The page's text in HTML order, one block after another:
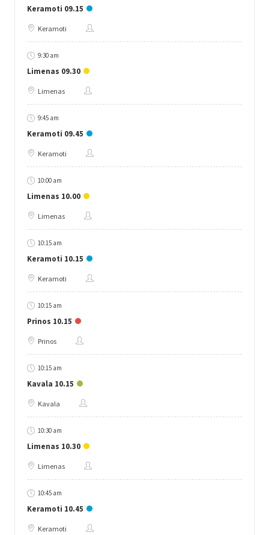
Keramoti 09.15
Keramoti
9:30 am
Limenas 09.30
Limenas
9:45 am
Keramoti 09.45
Keramoti
10:00 am
Limenas 10.00
Limenas
10:15 am
Keramoti 10.15
Keramoti
10:15 am
Prinos 10.15
Prinos
10:15 am
Kavala 10.15
Kavala
10:30 am
Limenas 10.30
Limenas
10:45 am
Keramoti 10.45
Keramoti